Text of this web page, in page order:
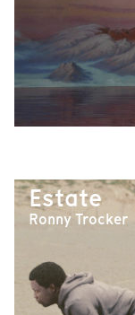
Estate
Ronny Trocker